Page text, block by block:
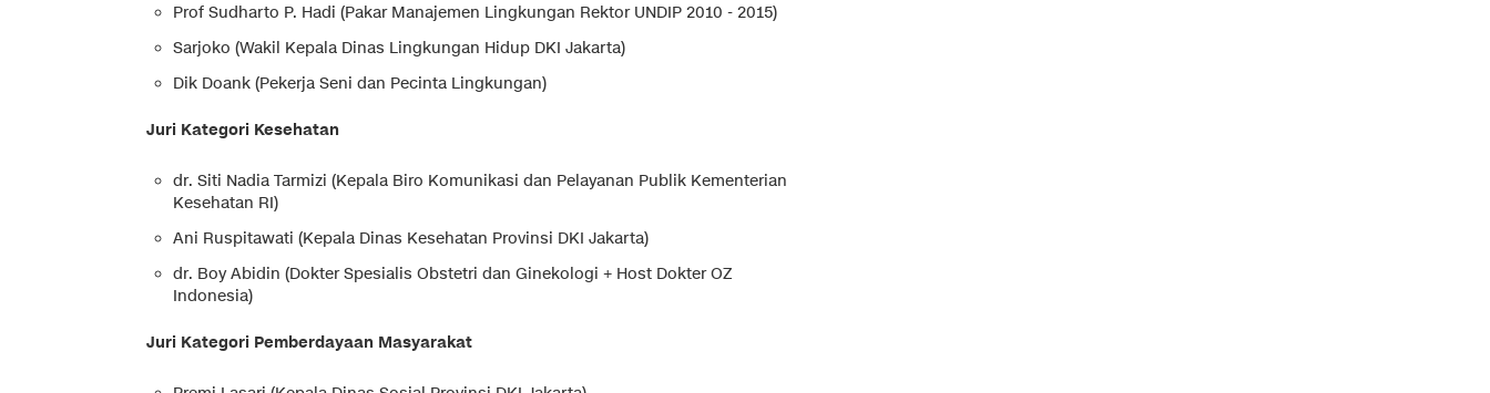
Prof Sudharto P. Hadi (Pakar Manajemen Lingkungan Rektor UNDIP 2010 - 2015)
Sarjoko (Wakil Kepala Dinas Lingkungan Hidup DKI Jakarta)
Dik Doank (Pekerja Seni dan Pecinta Lingkungan)
Juri Kategori Kesehatan
dr. Siti Nadia Tarmizi (Kepala Biro Komunikasi dan Pelayanan Publik Kementerian
Kesehatan RI)
Ani Ruspitawati (Kepala Dinas Kesehatan Provinsi DKI Jakarta)
dr. Boy Abidin (Dokter Spesialis Obstetri dan Ginekologi + Host Dokter OZ
Indonesia)
Juri Kategori Pemberdayaan Masyarakat